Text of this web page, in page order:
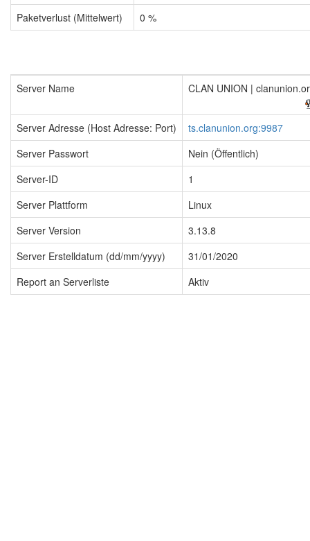
Paketverlust (Mittelwert)
0 %
Server Name CLAN UNION |
Server Adresse (Host Adresse: Port)
ts.clanunion.org:9987
Server Passwort
Nein (Öffentlich)
Server-ID
1
Server Plattform
Linux
Server Version
3.13.8
Server Erstelldatum (dd/mm/yyyy)
31/01/2020
Report an Serverliste
Aktiv